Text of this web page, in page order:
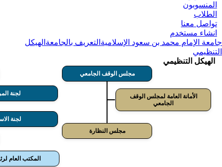
المنسوبون
الطلاب
تواصل معنا
انشاء مستخدم
جامعة الإمام محمد بن سعود الإسلامية التعريف بالجامعة الهيكل
التنظيمي
الهيكل التنظيمي
مجلس الوقف الجامعي
الأمانة العامة لمجلس الوقف
الجامعي
مجلس النظارة
لجنة
لجنة
المكتب العام